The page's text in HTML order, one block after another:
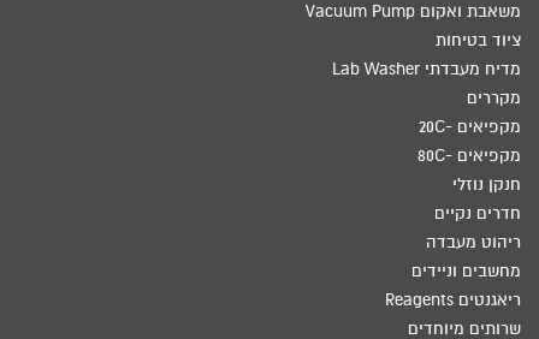
משאבת ואקום Vacuum Pump
ציוד בטיחות
מדיח מעבדתי Lab Washer
מקררים
מקפיאים -20C
מקפיאים -80C
חנקן נוזלי
חדרים נקיים
ריהוט מעבדה
מחשבים וניידים
ריאגנטים Reagents
שרותים מיוחדים